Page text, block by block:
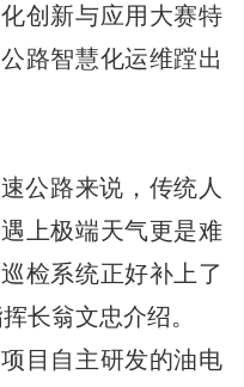
创新与应用大赛特
路智慧化运维蹚出
公路来说，传统人
上极端天气更是难
检系统正好补上了
长翁文忠介绍。
目自主研发的油电